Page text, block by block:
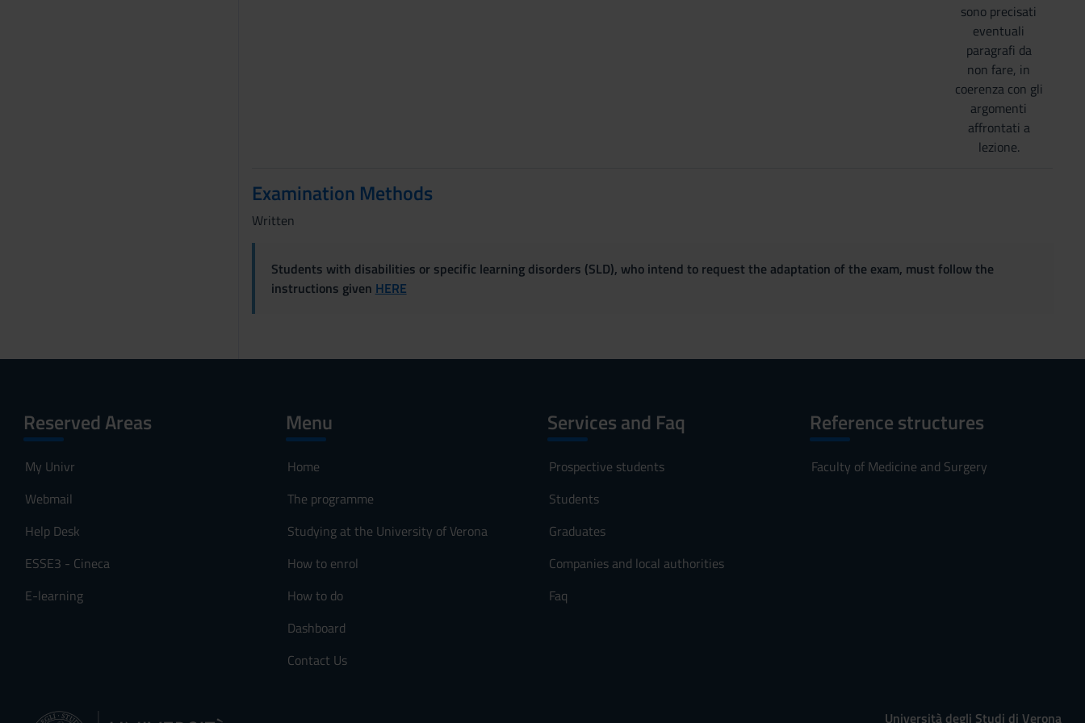
sono precisati
eventuali
paragrafi da
non fare, in
coerenza con gli
argomenti
affrontati a
lezione.
Examination Methods
Written
Students with disabilities or specific learning disorders (SLD), who intend to request the adaptation of the exam, must follow the
instructions given HERE
Reserved Areas
My Univr
Webmail
Help Desk
ESSE3 - Cineca
E-learning
Menu
Home
The programme
Studying at the University of Verona
How to enrol
How to do
Dashboard
Contact Us
Services and Faq
Prospective students
Students
Graduates
Companies and local authorities
Faq
Reference structures
Faculty of Medicine and Surgery
Università degli Studi di Verona